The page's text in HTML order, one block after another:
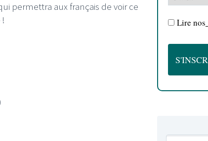
permettra aux français de voir ce
!
Lire nos